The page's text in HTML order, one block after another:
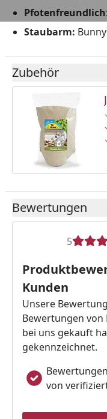
Pfotenfreundlich
Staubarm:
Zubehör
Bewertungen
5
Kunden
Unsere
Bewertungen von
bei uns gekauft
gekennzeichnet.
von